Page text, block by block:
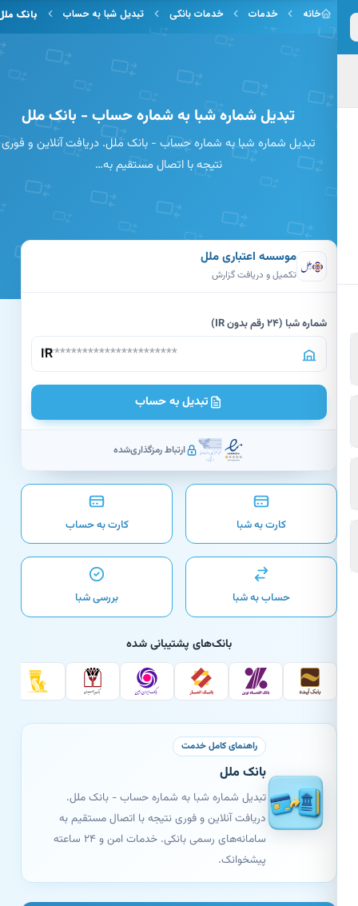
به محتوای اصلی
خانه خدمات خدمات بانکی تبدیل شبا به حساب بانک ملل
تبدیل شماره شبا به شماره حساب - بانک ملل
تبدیل شماره شبا به شماره حساب - بانک ملل. دریافت آنلاین و فوری
نتیجه با اتصال مستقیم به…
موسسه اعتباری ملل
تکمیل و دریافت گزارش
شماره شبا (24 رقم بدون IR)
IR
تبدیل به حساب
ارتباط رمزگذاری‌شده
کارت به شبا کارت به حساب
حساب به شبا بررسی شبا
بانک‌های پشتیبانی شده
راهنمای کامل خدمت
بانک ملل
تبدیل شماره شبا به شماره حساب - بانک ملل.
دریافت آنلاین و فوری نتیجه با اتصال مستقیم به
سامانه‌های رسمی بانکی. خدمات امن و ۲۴ ساعته
پیشخوانک.